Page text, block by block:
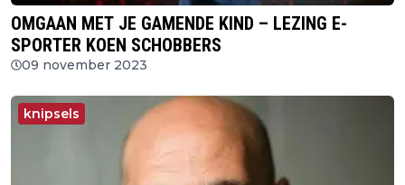
OMGAAN MET JE GAMENDE KIND – LEZING E-
SPORTER KOEN SCHOBBERS
09 november 2023
knipsels